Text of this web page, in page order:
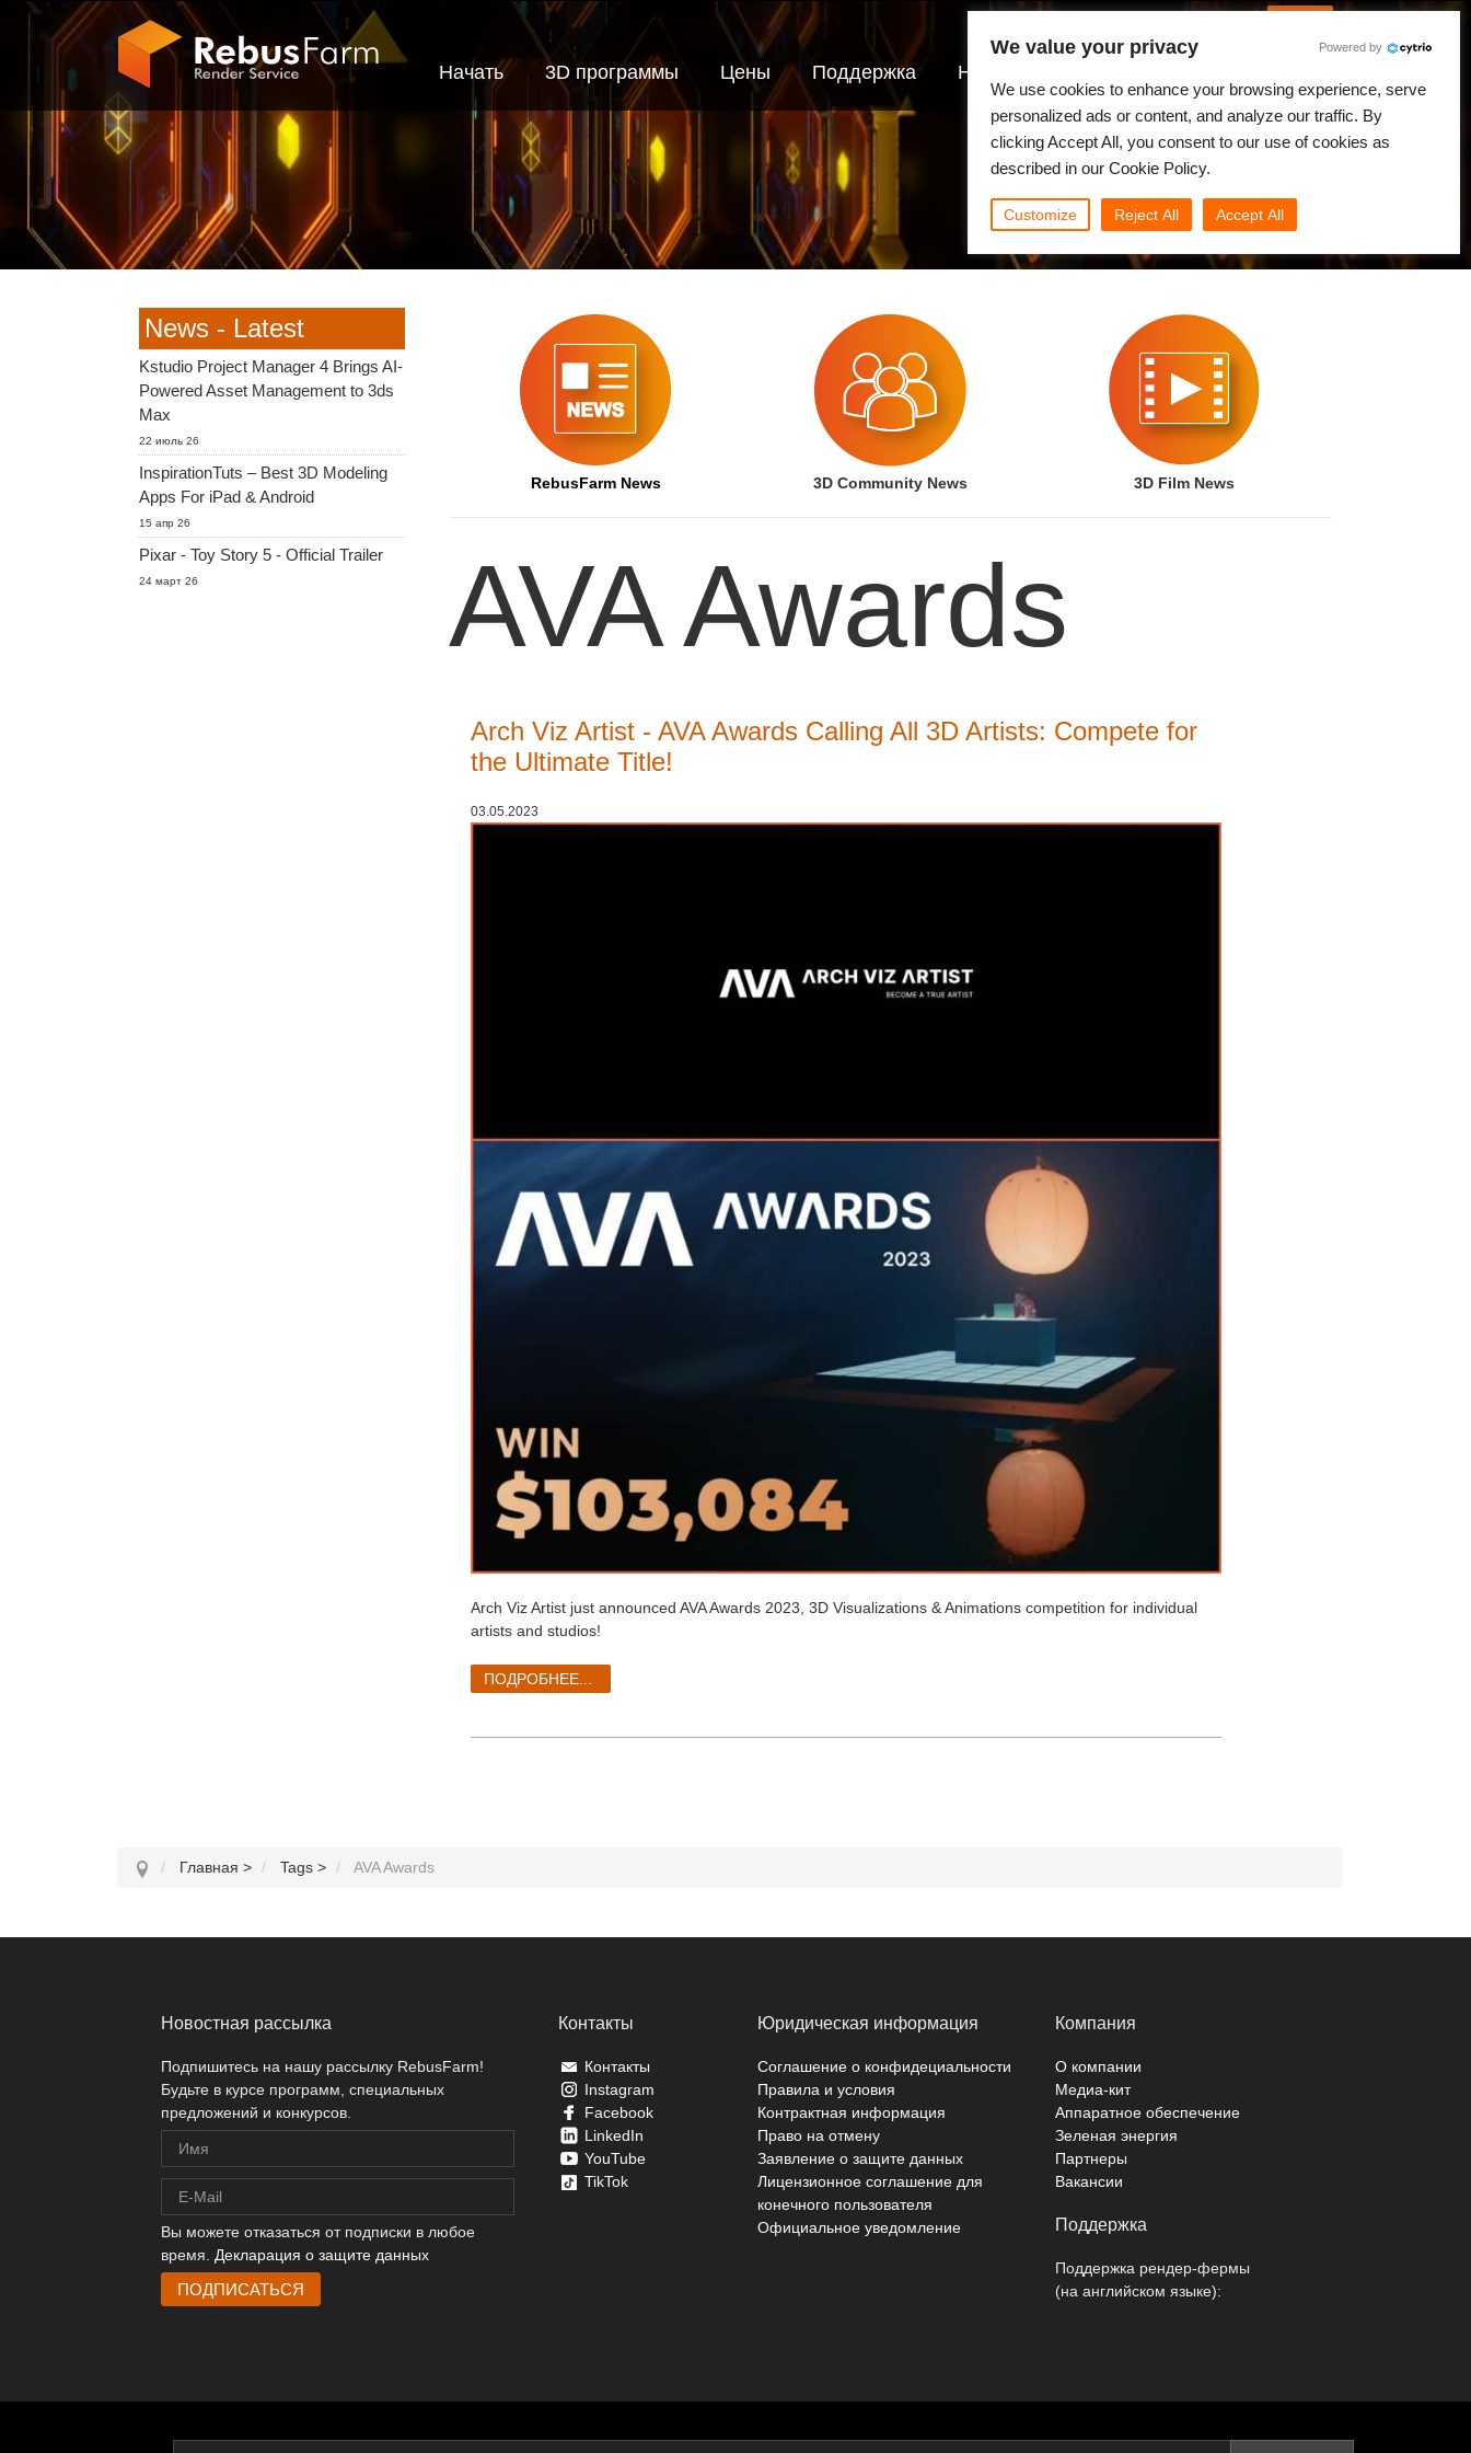
Начать 3D программы Цены Поддержка Новости
RebusFarm News 3D Community News 3D Film News
AVA Awards
Arch Viz Artist - AVA Awards Calling All 3D Artists: Compete for
the Ultimate Title!
03.05.2023
Arch Viz Artist just announced AVA Awards 2023, 3D Visualizations & Animations competition for individual
artists and studios!
ПОДРОБНЕЕ...
News - Latest
Kstudio Project Manager 4 Brings AI-
Powered Asset Management to 3ds
Max
22 июль 26
InspirationTuts – Best 3D Modeling
Apps For iPad & Android
15 апр 26
Pixar - Toy Story 5 - Official Trailer
24 март 26
Главная > Tags > AVA Awards
Новостная рассылка
Подпишитесь на нашу рассылку RebusFarm!
Будьте в курсе программ, специальных
предложений и конкурсов.
Вы можете отказаться от подписки в любое
время. Декларация о защите данных
Контакты
Контакты
Instagram
Facebook
LinkedIn
YouTube
TikTok
Юридическая информация
Соглашение о конфидециальности
Правила и условия
Контрактная информация
Право на отмену
Заявление о защите данных
Лицензионное соглашение для
конечного пользователя
Официальное уведомление
Компания
О компании
Медиа-кит
Аппаратное обеспечение
Зеленая энергия
Партнеры
Вакансии
Поддержка
Поддержка рендер-фермы
(на английском языке):
We value your privacy Powered by
We use cookies to enhance your browsing experience, serve
personalized ads or content, and analyze our traffic. By
clicking Accept All, you consent to our use of cookies as
described in our Cookie Policy.
Customize Reject All Accept All